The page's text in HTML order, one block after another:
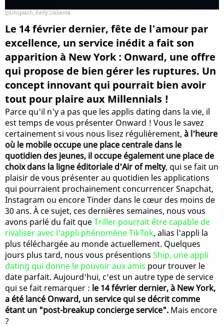
Unsplash, Kelly Sikkema
Le 14 février dernier, fête de l'amour par
excellence, un service inédit a fait son
apparition à New York : Onward, une offre
qui propose de bien gérer les ruptures. Un
concept innovant qui pourrait bien avoir
tout pour plaire aux Millennials !
Parce qu'il n'y a pas que les applis dating dans la vie, il
est temps de vous présenter Onward ! Vous le savez
certainement si vous nous lisez régulièrement, à l'heure
où le mobile occupe une place centrale dans le
quotidien des jeunes, il occupe également une place de
choix dans la ligne éditoriale d'Air of melty, qui se fait un
plaisir de vous présenter au quotidien les applications
qui pourraient prochainement concurrencer Snapchat,
Instagram ou encore Tinder dans le cœur des moins de
30 ans. À ce sujet, ces dernières semaines, nous vous
avons parlé du fait queTriller pourrait être capable de
rivaliser avec l'appli phénomène TikTok, alias l'appli la
plus téléchargée au monde actuellement. Quelques
jours plus tard, nous vous présentions Ship, une appli
dating qui donne le pouvoir aux amis pour trouver le
date parfait. Aujourd'hui, c'est un autre type de service
qui se fait remarquer : le 14 février dernier, à New York,
a été lancé Onward, un service qui se décrit comme
étant un "post-breakup concierge service". Mais encore
?